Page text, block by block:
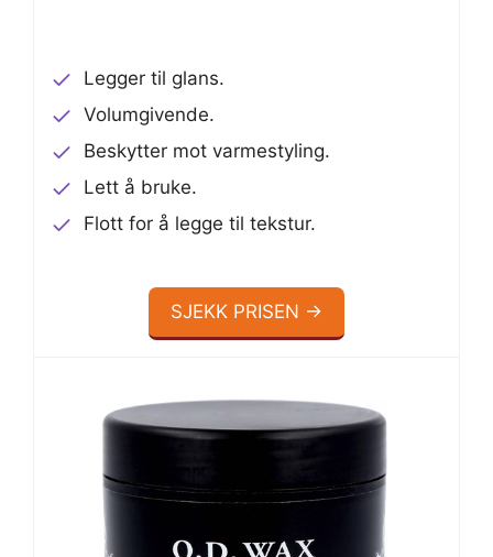
Legger til glans.
Volumgivende.
Beskytter mot varmestyling.
Lett å bruke.
Flott for å legge til tekstur.
SJEKK PRISEN →